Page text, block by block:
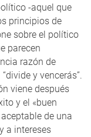
-aquel que
principios de
sobre el político
parecen
razón de
y vencerás”.
viene después
y el «buen
de una
a intereses